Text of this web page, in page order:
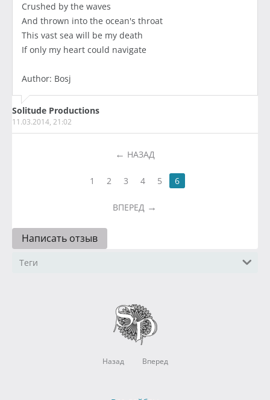
Crushed by the waves
And thrown into the ocean's throat
This vast sea will be my death
If only my heart could navigate
Author: Bosj
Solitude Productions
11.03.2014, 21:02
НАЗАД
1 2 3 4 5 6
ВПЕРЕД
Написать отзыв
Теги
Назад Вперед